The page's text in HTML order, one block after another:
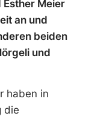
Esther Meier
an und
beiden
und
haben in
die